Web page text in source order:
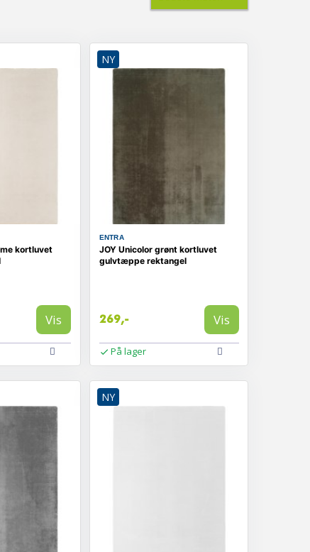
kortluvet
Vis
NY
ENTRA
JOY Unicolor grønt kortluvet
gulvtæppe rektangel
269,- Vis
På lager
NY